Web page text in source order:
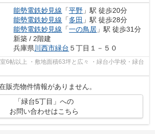
能勢電鉄妙見線 「平野 」駅 徒歩20分
能勢電鉄妙見線 「多田 」駅 徒歩28分
能勢電鉄妙見線 「一の鳥居 」駅 徒歩31分
新築 / 2階建
兵庫県川西市緑台 ５丁目１－５０
6帖以上 ・敷地面積63坪と広々 ・緑台小学校・緑台
販売物件情報がありません。
「緑台5丁目」への
お問い合わせはこちら